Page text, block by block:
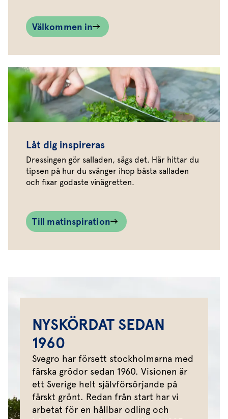
Välkommen in
Låt dig inspireras
Dressingen gör salladen, sägs det. Här hittar du
tipsen på hur du svänger ihop bästa salladen
och fixar godaste vinägretten.
Till matinspiration
NYSKÖRDAT SEDAN
1960
Svegro har försett stockholmarna med
färska grödor sedan 1960. Visionen är
ett Sverige helt självförsörjande på
färskt grönt. Redan från start har vi
arbetat för en hållbar odling och